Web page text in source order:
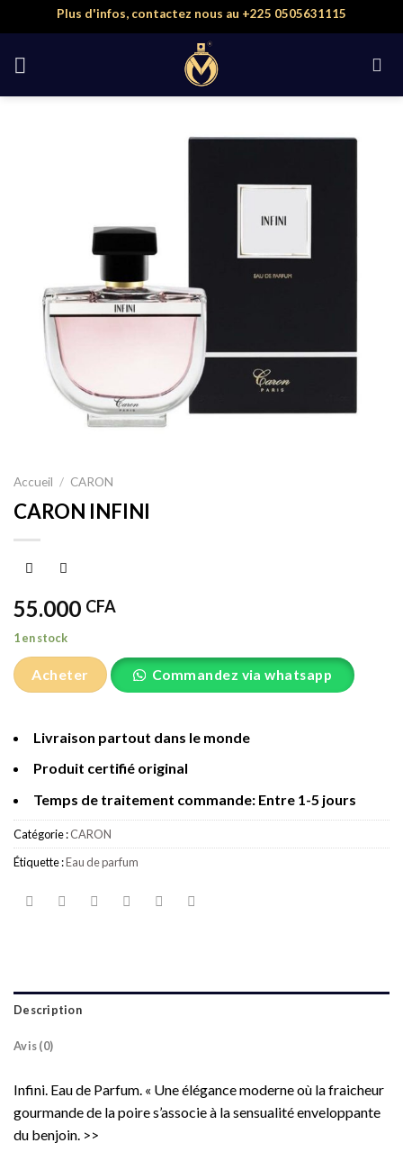
to
content
Plus d'infos, contactez nous au +225 0505631115
Accueil / CARON
CARON INFINI
55.000 CFA
1 en stock
Acheter Commandez via whatsapp
Livraison partout dans le monde
Produit certifié original
Temps de traitement commande: Entre 1-5 jours
Catégorie :CARON
Étiquette :Eau de parfum
Description
Avis (0)
Infini. Eau de Parfum. « Une élégance moderne où la fraicheur
gourmande de la poire s’associe à la sensualité enveloppante
du benjoin. >>